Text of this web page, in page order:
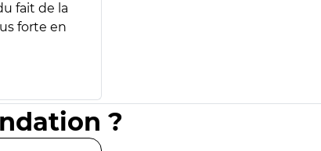
fait de la
forte en
?